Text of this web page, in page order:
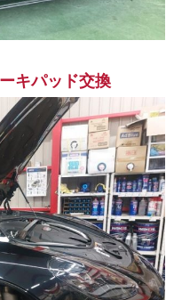
キパッド交換